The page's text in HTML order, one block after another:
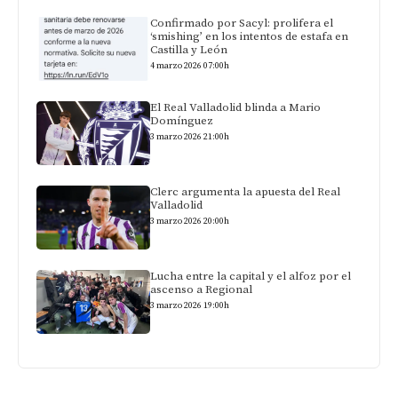
Confirmado por Sacyl: prolifera el
‘smishing’ en los intentos de estafa en
Castilla y León
4 marzo 2026 07:00h
El Real Valladolid blinda a Mario
Domínguez
3 marzo 2026 21:00h
Clerc argumenta la apuesta del Real
Valladolid
3 marzo 2026 20:00h
Lucha entre la capital y el alfoz por el
ascenso a Regional
3 marzo 2026 19:00h